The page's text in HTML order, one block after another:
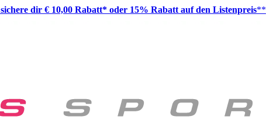
sichere dir € 10,00 Rabatt* oder 15% Rabatt auf den Listenpreis**